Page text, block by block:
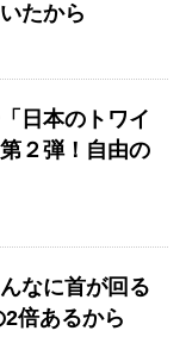
たから
日本のトワイ
２弾！自由の
なに首が回る
倍あるから